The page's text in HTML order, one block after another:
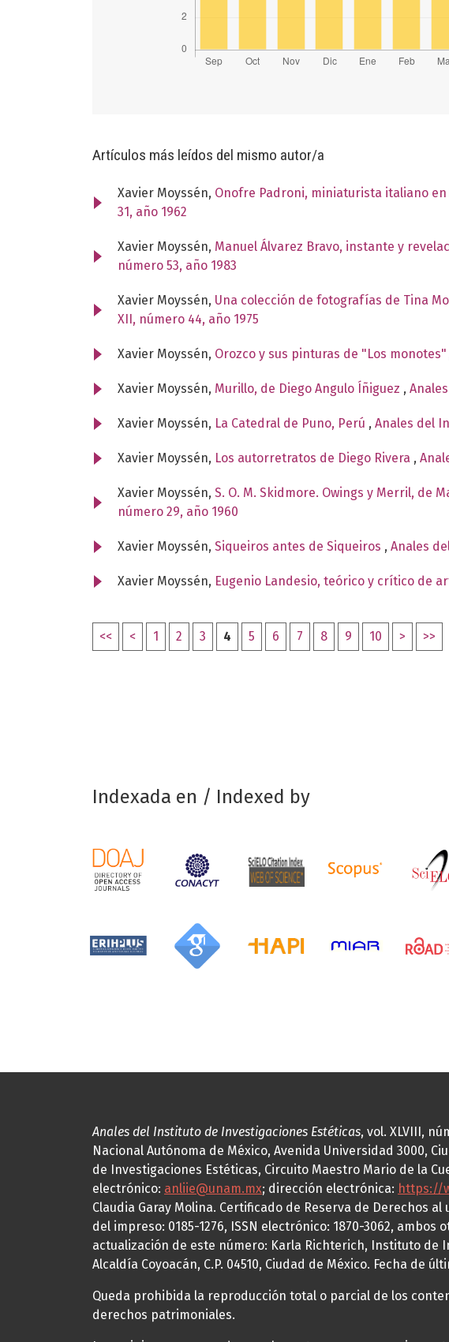
Artículos más leídos del mismo autor/a
Xavier Moyssén, Onofre Padroni, miniaturista italiano en
31, año 1962
Xavier Moyssén, Manuel Álvarez Bravo, instante y
número 53, año 1983
Xavier Moyssén, Una colección de fotografías de Tina
XII, número 44, año 1975
Xavier Moyssén, Orozco y sus pinturas de "Los monotes"
Xavier Moyssén, Murillo, de Diego Angulo Íñiguez ,
Xavier Moyssén, La Catedral de Puno, Perú , Anales del
Xavier Moyssén, Los autorretratos de Diego Rivera ,
Xavier Moyssén, S. O. M. Skidmore. Owings y Merril, de
número 29, año 1960
Xavier Moyssén, Siqueiros antes de Siqueiros , Anales
Xavier Moyssén, Eugenio Landesio, teórico y crítico de
<< < 1 2 3 4 5 6 7 8 9 10 > >>
Indexada en / Indexed by
Anales del Instituto de Investigaciones Estéticas, vol. XLVIII,
Nacional Autónoma de México, Avenida Universidad 3000,
de Investigaciones Estéticas, Circuito Maestro Mario de la
electrónico: anliie@unam.mx; dirección electrónica: https://
Claudia Garay Molina. Certificado de Reserva de Derechos al
del impreso: 0185-1276, ISSN electrónico: 1870-3062,
actualización de este número: Karla Richterich, Instituto de
Alcaldía Coyoacán, C.P. 04510, Ciudad de México. Fecha de
Queda prohibida la reproducción total o parcial de los
derechos patrimoniales.